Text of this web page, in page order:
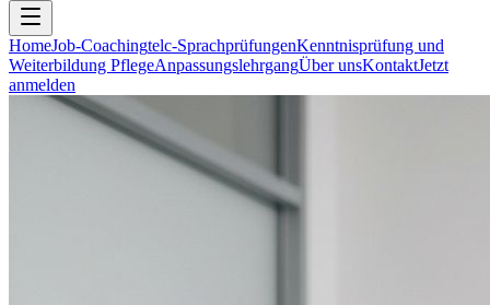
HomeJob-Coachingtelc-SprachprüfungenKenntnisprüfung und
Weiterbildung PflegeAnpassungslehrgangÜber unsKontaktJetzt
anmelden